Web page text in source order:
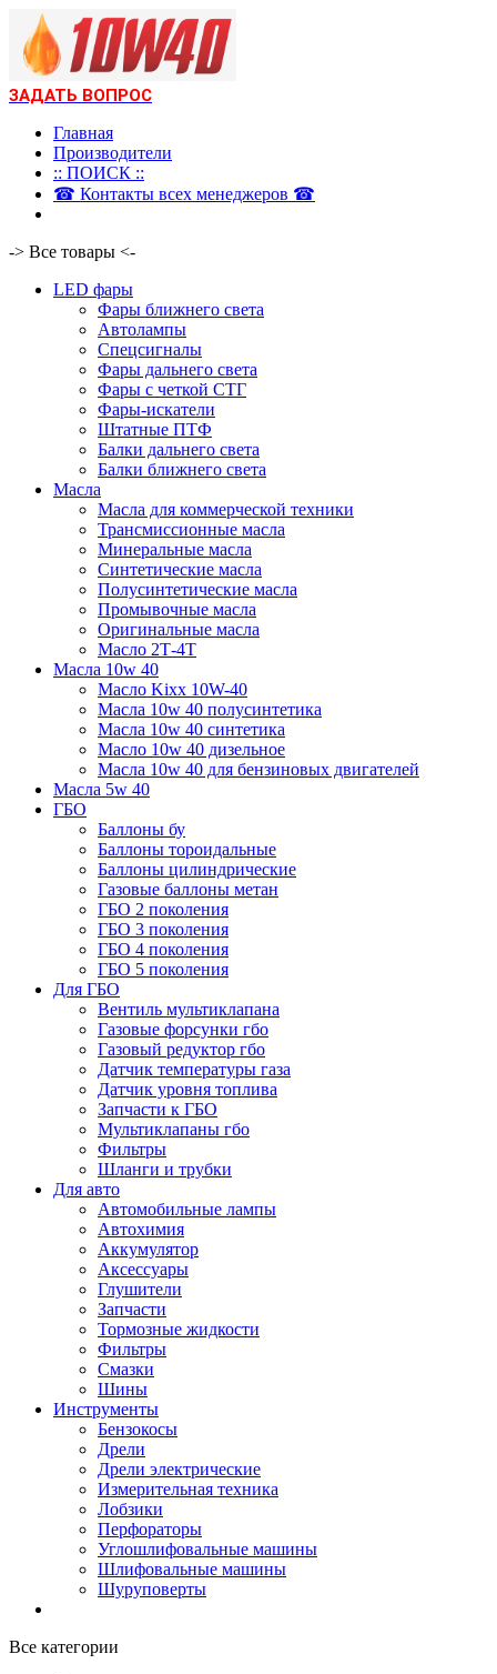
ЗАДАТЬ ВОПРОС
Главная
Производители
:: ПОИСК ::
☎ Контакты всех менеджеров ☎
-> Все товары <-
LED фары
Фары ближнего света
Автолампы
Спецсигналы
Фары дальнего света
Фары с четкой СТГ
Фары-искатели
Штатные ПТФ
Балки дальнего света
Балки ближнего света
Масла
Масла для коммерческой техники
Трансмиссионные масла
Минеральные масла
Синтетические масла
Полусинтетические масла
Промывочные масла
Оригинальные масла
Масло 2Т-4Т
Масла 10w 40
Mасло Kixx 10W-40
Масла 10w 40 полусинтетика
Масла 10w 40 синтетика
Масло 10w 40 дизельное
Масла 10w 40 для бензиновых двигателей
Масла 5w 40
ГБО
Баллоны бу
Баллоны тороидальные
Баллоны цилиндрические
Газовые баллоны метан
ГБО 2 поколения
ГБО 3 поколения
ГБО 4 поколения
ГБО 5 поколения
Для ГБО
Вентиль мультиклапана
Газовые форсунки гбо
Газовый редуктор гбо
Датчик температуры газа
Датчик уровня топлива
Запчасти к ГБО
Мультиклапаны гбо
Фильтры
Шланги и трубки
Для авто
Автомобильные лампы
Автохимия
Аккумулятор
Аксессуары
Глушители
Запчасти
Тормозные жидкости
Фильтры
Смазки
Шины
Инструменты
Бензокосы
Дрели
Дрели электрические
Измерительная техника
Лобзики
Перфораторы
Углошлифовальные машины
Шлифовальные машины
Шуруповерты
Все категории